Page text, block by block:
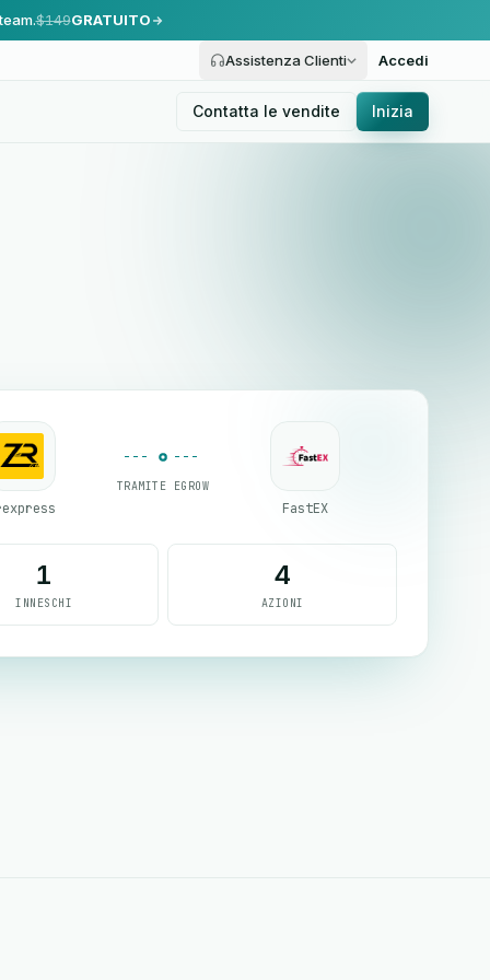
$149GRATUITO
Assistenza Clienti Accedi
Contatta le vendite Inizia
TRAMITE EGROW
FastEX
1
INNESCHI
4
AZIONI